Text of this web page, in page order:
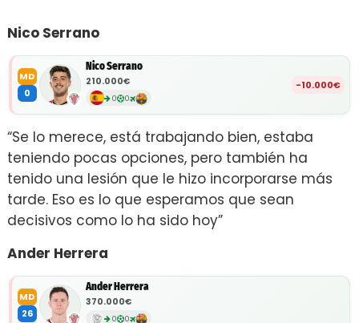
Nico Serrano
MD
0
Nico Serrano
210.000€
0 0
-10.000€
“Se lo merece, está trabajando bien, estaba
teniendo pocas opciones, pero también ha
tenido una lesión que le hizo incorporarse más
tarde. Eso es lo que esperamos que sean
decisivos como lo ha sido hoy”
Ander Herrera
MD
26
Ander Herrera
370.000€
0 0